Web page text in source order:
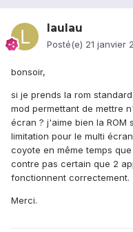
laulau
Posté(e) 21 janvier
bonsoir,
si je prends la rom
mod permettant de mettre
écran ? j'aime bien la ROM
limitation pour le multi
coyote en même temps
contre pas certain que 2
fonctionnent correctement.
Merci.